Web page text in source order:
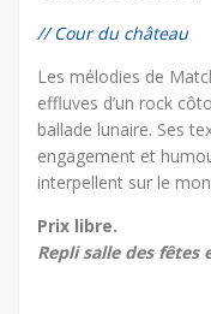
// Cour du château
Les mélodies de
effluves d’un rock
ballade lunaire. Ses
engagement et
interpellent sur le
Prix libre.
Repli salle des fêtes